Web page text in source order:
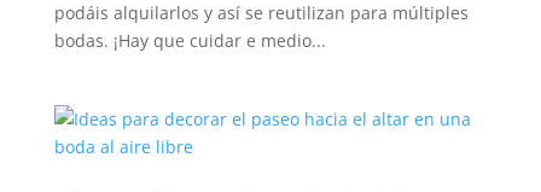
podáis alquilarlos y así se reutilizan para múltiples
bodas. ¡Hay que cuidar e medio...